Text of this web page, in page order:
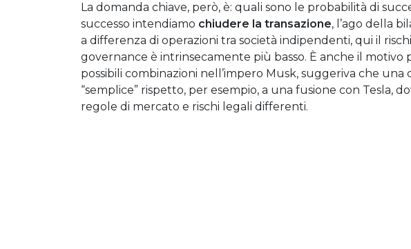
La domanda chiave, però, è: quali sono le probabilità di
successo intendiamo chiudere la transazione, l’ago della
a differenza di operazioni tra società indipendenti, qui il
governance è intrinsecamente più basso. È anche il motivo
possibili combinazioni nell’impero Musk, suggeriva che una
“semplice” rispetto, per esempio, a una fusione con Tesla,
regole di mercato e rischi legali differenti.